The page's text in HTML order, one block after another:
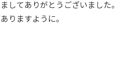
してありがとうございました。
りますように。